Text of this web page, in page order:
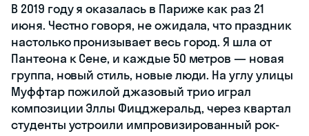
В 2019 году я оказалась в Париже как раз 21
июня. Честно говоря, не ожидала, что праздник
настолько пронизывает весь город. Я шла от
Пантеона к Сене, и каждые 50 метров — новая
группа, новый стиль, новые люди. На углу улицы
Муффтар пожилой джазовый трио играл
композиции Эллы Фицджеральд, через квартал
студенты устроили импровизированный рок-